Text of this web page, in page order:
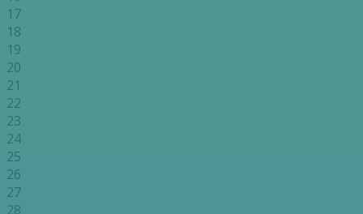
17
18
19
20
21
22
23
24
25
26
27
28